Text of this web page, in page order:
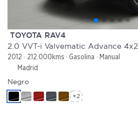
TOYOTA RAV4
2.0 VVT-i Valvematic Advance 4x2
2012 212.000kms Gasolina
Manual
Madrid
Negro
+2